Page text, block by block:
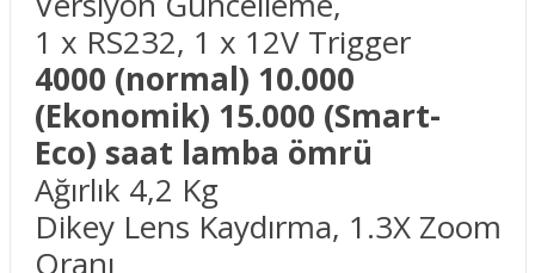
1 x RS232, 1 x 12V Trigger
4000 (normal) 10.000
(Ekonomik) 15.000 (Smart-
Eco) saat lamba ömrü
Ağırlık 4,2 Kg
Dikey Lens Kaydırma, 1.3X Zoom
Oranı